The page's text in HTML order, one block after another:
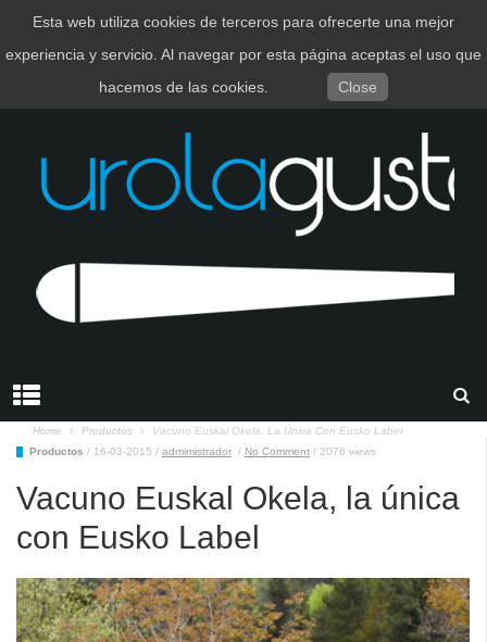
EUSKARA ESPAÑOL
Home Productos
Vacuno Euskal Okela, La Única Con Eusko Label
Productos / 16-03-2015 / admimistrador / No Comment / 2076 views
Vacuno Euskal Okela, la única
con Eusko Label
Esta web utiliza cookies de terceros para ofrecerte una mejor
experiencia y servicio. Al navegar por esta página aceptas el uso que
hacemos de las cookies.
Close